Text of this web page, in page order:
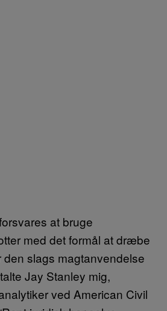
at bruge
med det formål at dræbe
den slags magtanvendelse
Jay Stanley mig,
ved American Civil